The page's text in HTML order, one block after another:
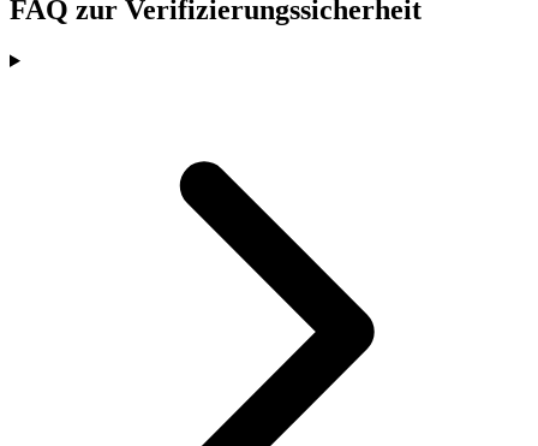
FAQ zur Verifizierungssicherheit